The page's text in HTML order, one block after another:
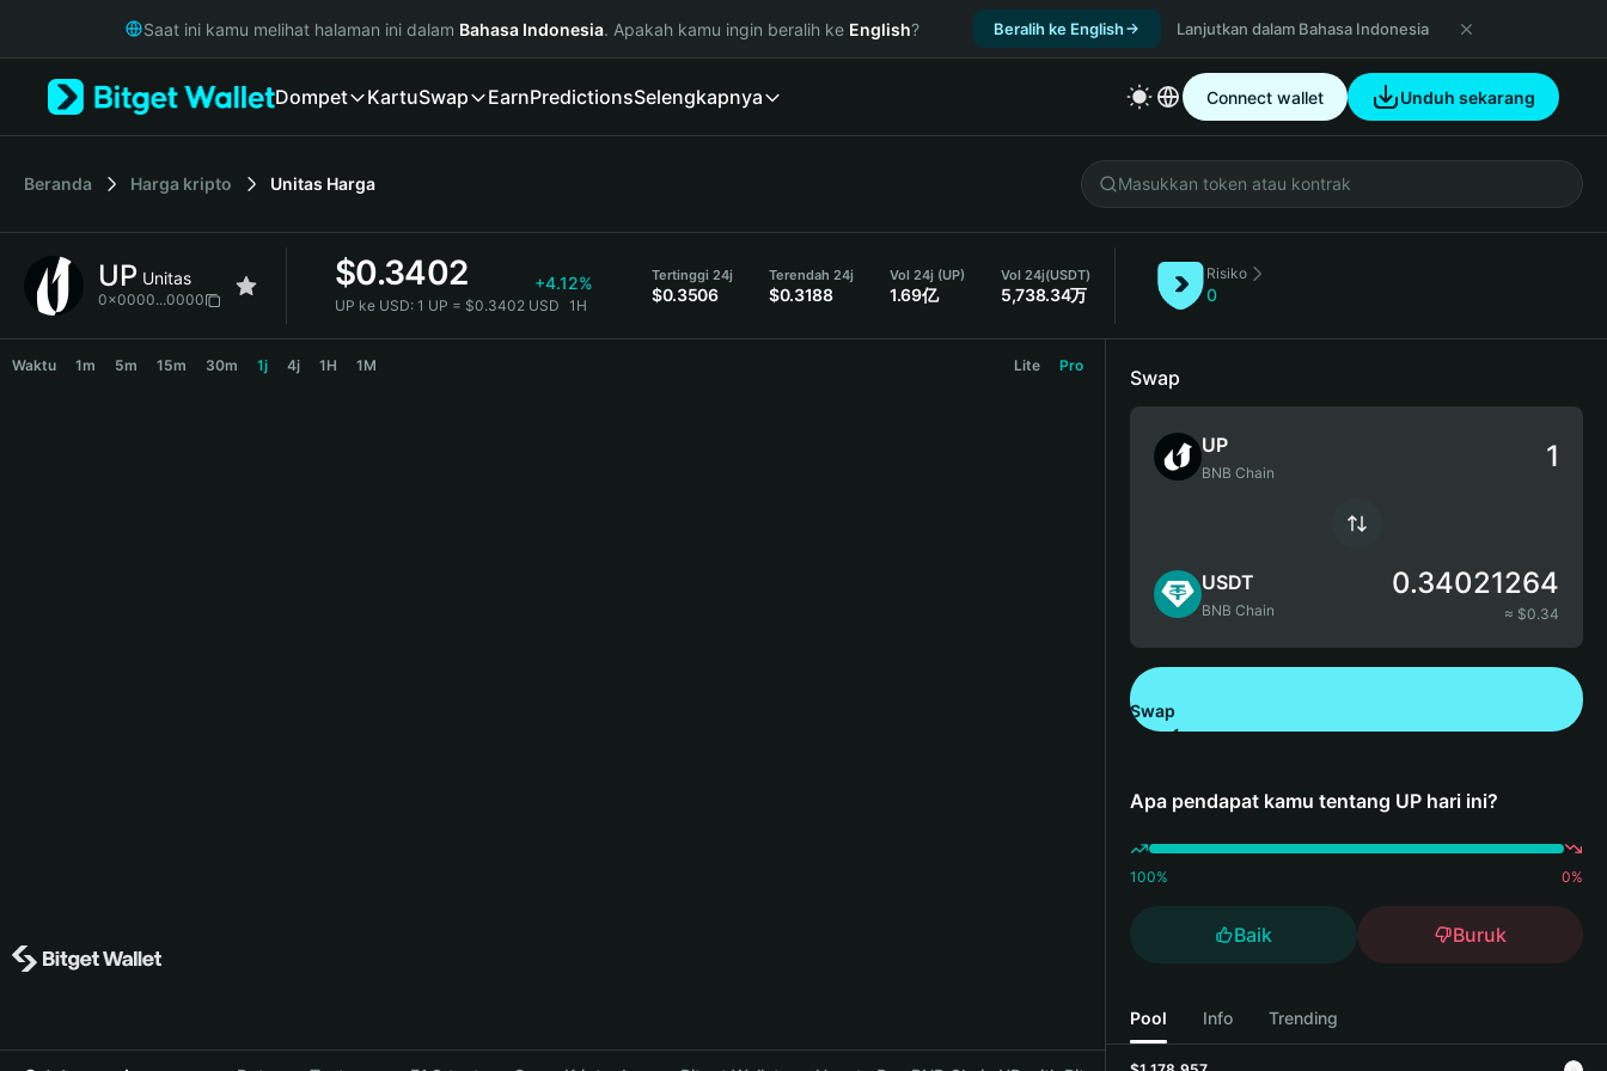
Русский
Italiano
简体中文
繁體中文
Bahasa Indonesia
Saat ini kamu melihat halaman ini dalam Bahasa Indonesia. Apakah kamu ingin beralih ke English? Beralih ke English Lanjutkan dalam Bahasa Indonesia
Dompet KartuSwap EarnPredictionsSelengkapnya Connect wallet Unduh sekarang
Beranda Harga kripto Unitas Harga
UP Unitas
0x0000...0000
$0.3402 +4.12%
UP ke USD: 1 UP = $0.3402 USD 1H
Tertinggi 24j
$0.3506
Terendah 24j
$0.3188
Vol 24j (UP)
1.69亿
Vol 24j(USDT)
5,738.34万
Risiko
0
Waktu 1m 5m 15m 30m 1j 4j 1H 1M Lite Pro
Swap
UP
BNB Chain
USDT
BNB Chain
0.34021264
≈ $0.34
Swap
Apa pendapat kamu tentang UP hari ini?
100% 0%
Baik Buruk
Pool Info Trending